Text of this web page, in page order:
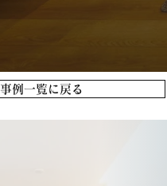
例一覧に戻る